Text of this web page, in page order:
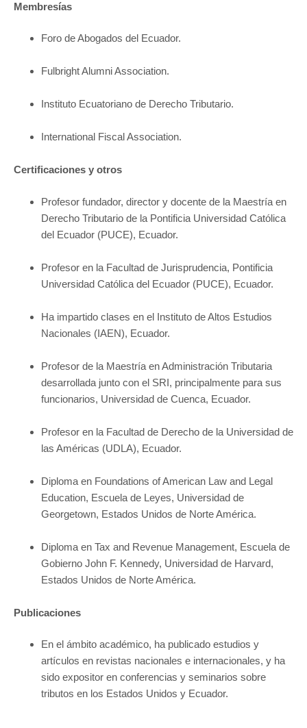
Membresías
Foro de Abogados del Ecuador.
Fulbright Alumni Association.
Instituto Ecuatoriano de Derecho Tributario.
International Fiscal Association.
Certificaciones y otros
Profesor fundador, director y docente de la Maestría en
Derecho Tributario de la Pontificia Universidad Católica
del Ecuador (PUCE), Ecuador.
Profesor en la Facultad de Jurisprudencia, Pontificia
Universidad Católica del Ecuador (PUCE), Ecuador.
Ha impartido clases en el Instituto de Altos Estudios
Nacionales (IAEN), Ecuador.
Profesor de la Maestría en Administración Tributaria
desarrollada junto con el SRI, principalmente para sus
funcionarios, Universidad de Cuenca, Ecuador.
Profesor en la Facultad de Derecho de la Universidad de
las Américas (UDLA), Ecuador.
Diploma en Foundations of American Law and Legal
Education, Escuela de Leyes, Universidad de
Georgetown, Estados Unidos de Norte América.
Diploma en Tax and Revenue Management, Escuela de
Gobierno John F. Kennedy, Universidad de Harvard,
Estados Unidos de Norte América.
Publicaciones
En el ámbito académico, ha publicado estudios y
artículos en revistas nacionales e internacionales, y ha
sido expositor en conferencias y seminarios sobre
tributos en los Estados Unidos y Ecuador.